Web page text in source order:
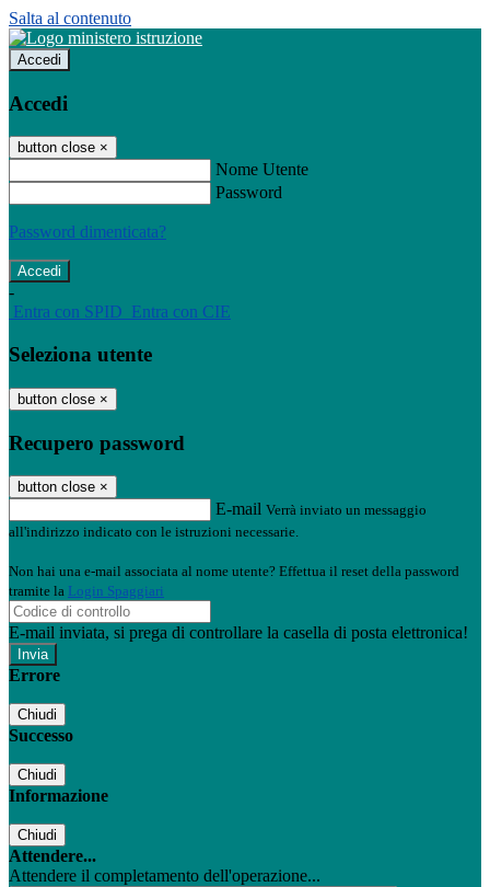
Salta al contenuto
Accedi
Accedi
button close ×
Nome Utente
Password
Password dimenticata?
-
Entra con SPID Entra con CIE
Seleziona utente
button close ×
Recupero password
button close ×
E-mail Verrà inviato un messaggio
all'indirizzo indicato con le istruzioni necessarie.
Non hai una e-mail associata al nome utente? Effettua il reset della password
tramite la Login Spaggiari
E-mail inviata, si prega di controllare la casella di posta elettronica!
Errore
Chiudi
Successo
Chiudi
Informazione
Chiudi
Attendere...
Attendere il completamento dell'operazione...